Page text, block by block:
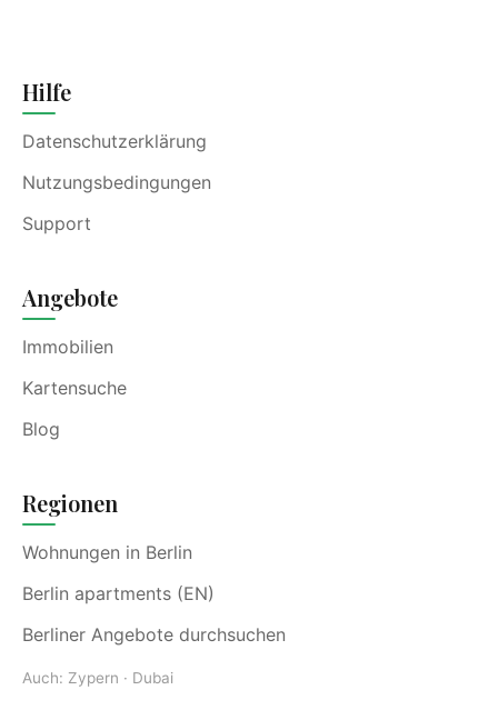
Hilfe
Datenschutzerklärung
Nutzungsbedingungen
Support
Angebote
Immobilien
Kartensuche
Blog
Regionen
Wohnungen in Berlin
Berlin apartments (EN)
Berliner Angebote durchsuchen
Auch: Zypern · Dubai